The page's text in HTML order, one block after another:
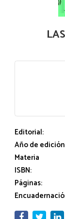
Editorial:
Año de
Materia
ISBN:
Páginas: